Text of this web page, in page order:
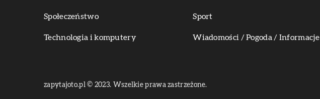
Społeczeństwo Sport
Technologia i komputery Wiadomości / Pogoda / Informacje
zapytajoto.pl © 2023. Wszelkie prawa zastrzeżone.